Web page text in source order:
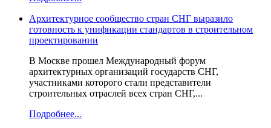
Архитектурное сообщество стран СНГ выразило
готовность к унификации стандартов в строительном
проектировании
В Москве прошел Международный форум
архитектурных организаций государств СНГ,
участниками которого стали представители
строительных отраслей всех стран СНГ,...
Подробнее...